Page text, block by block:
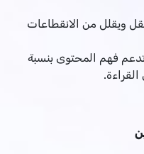
ويقلل من الانقطاعات
فهم المحتوى بنسبة